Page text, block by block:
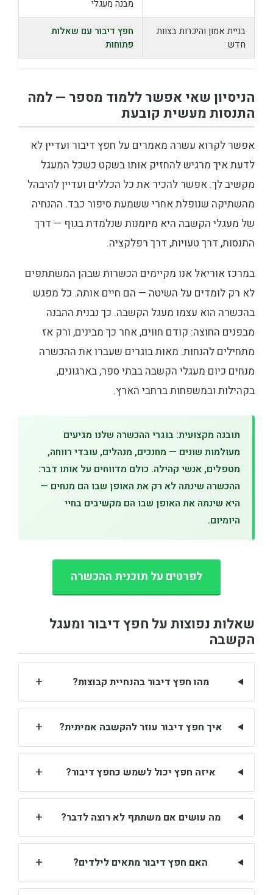
מבנה מעגלי
בניית אמון והיכרות בצוות
חדש
חפץ דיבור עם שאלות
פתוחות
הניסיון שאי אפשר ללמוד מספר — למה
התנסות מעשית קובעת
אפשר לקרוא עשרה מאמרים על חפץ דיבור ועדיין לא
לדעת איך מרגיש להחזיק אותו בשקט כשכל המעגל
מקשיב לך. אפשר להכיר את כל הכללים ועדיין להיבהל
מהשתיקה שנופלת אחרי ששמעת סיפור כבד. ההנחיה
של מעגלי הקשבה היא מיומנות שנלמדת בגוף — דרך
התנסות, דרך טעויות, דרך רפלקציה.
במרכז אוריאל אנו מקיימים הכשרות שבהן המשתתפים
לא רק לומדים על השיטה — הם חיים אותה. כל מפגש
בהכשרה הוא עצמו מעגל הקשבה. כך נבנית ההבנה
מבפנים החוצה: קודם חווים, אחר כך מבינים, ורק אז
מתחילים להנחות. מאות בוגרים שעברו את ההכשרה
מנחים כיום מעגלי הקשבה בבתי ספר, בארגונים,
בקהילות ובמשפחות ברחבי הארץ.
תובנה מקצועית: בוגרי ההכשרה שלנו מגיעים
מעולמות שונים — מחנכים, מנהלים, עובדי רווחה,
מטפלים, אנשי קהילה. כולם מדווחים על אותו דבר:
ההכשרה שינתה לא רק את האופן שבו הם מנחים —
היא שינתה את האופן שבו הם מקשיבים בחיי
היומיום.
לפרטים על תוכנית ההכשרה
שאלות נפוצות על חפץ דיבור ומעגל
הקשבה
מהו חפץ דיבור בהנחיית קבוצות? +
איך חפץ דיבור עוזר להקשבה אמיתית? +
איזה חפץ יכול לשמש כחפץ דיבור? +
מה עושים אם משתתף לא רוצה לדבר? +
האם חפץ דיבור מתאים לילדים? +